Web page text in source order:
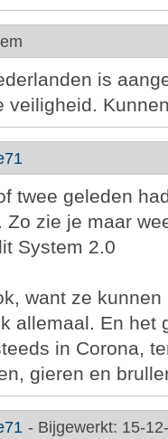
is
veiligheid.
twee geleden
zie je maar
System 2.0
want ze
allemaal. En het
in Corona,
gieren en
- Bijgewerkt: 15-